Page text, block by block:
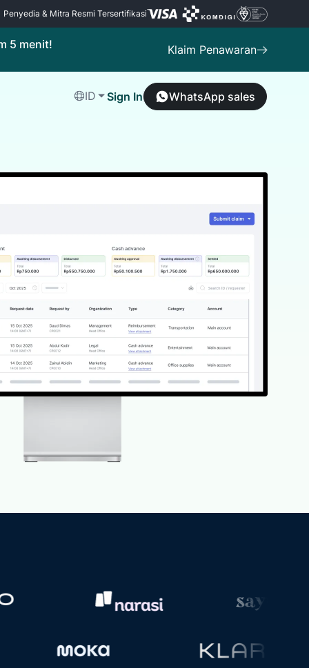
Penyedia & Mitra Resmi Tersertifikasi
5 menit! Klaim Penawaran
bisnis
Buat kartu korporat virtual dan fisik
Hubungi tim Mekari untuk informasi dan
ID Sign In WhatsApp sales